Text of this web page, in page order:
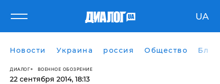
UA
Новости Украина россия Общество
ДИАЛОГ ВОЕННОЕ ОБОЗРЕНИЕ
22 сентября 2014, 18:13